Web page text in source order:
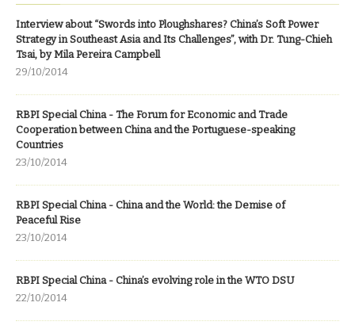
Interview about “Swords into Ploughshares? China’s Soft Power
Strategy in Southeast Asia and Its Challenges”, with Dr. Tung-Chieh
Tsai, by Mila Pereira Campbell
29/10/2014
RBPI Special China - The Forum for Economic and Trade
Cooperation between China and the Portuguese-speaking
Countries
23/10/2014
RBPI Special China - China and the World: the Demise of
Peaceful Rise
23/10/2014
RBPI Special China - China’s evolving role in the WTO DSU
22/10/2014